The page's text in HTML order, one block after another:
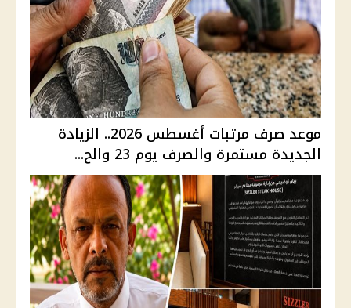
موعد صرف مرتبات أغسطس 2026.. الزيادة
الجديدة مستمرة والصرف يوم 23 والح...